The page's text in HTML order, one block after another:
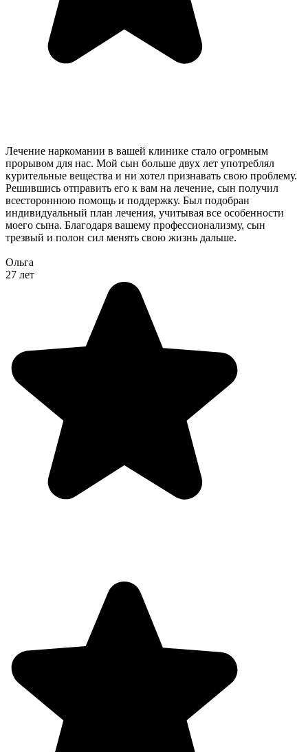
Лечение наркомании в вашей клинике стало огромным
прорывом для нас. Мой сын больше двух лет употреблял
курительные вещества и ни хотел признавать свою проблему.
Решившись отправить его к вам на лечение, сын получил
всестороннюю помощь и поддержку. Был подобран
индивидуальный план лечения, учитывая все особенности
моего сына. Благодаря вашему профессионализму, сын
трезвый и полон сил менять свою жизнь дальше.
Ольга
27 лет